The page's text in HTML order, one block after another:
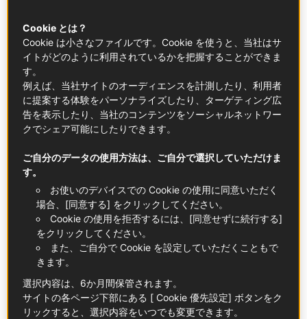
トレンド
フランス人が昼休みを大
切にする理由
に元気を取り戻すだけでなく、美味しい食事を楽
しむ時間でもあるのです。「お弁当」ランチにぴ
ったりな5つのレシピを紹介します。
ランチ ピクニック レストラン
トレンド
Cookie とは？
Cookie は小さなファイルです。Cookie を使うと、当社はサ
イトがどのように利用されているかを把握することができま
す。
例えば、当社サイトのオーディエンスを計測したり、利用者
に提案する体験をパーソナライズしたり、ターゲティング広
告を表示したり、当社のコンテンツをソーシャルネットワー
クでシェア可能にしたりできます。
ご自分のデータの使用方法は、ご自分で選択していただけま
す。
お使いのデバイスでの Cookie の使用に同意いただく
場合、[同意する] をクリックしてください。
Cookie の使用を拒否するには、[同意せずに続行する]
をクリックしてください。
また、ご自分で Cookie を設定していただくこともで
きます。
選択内容は、6か月間保管されます。
サイトの各ページ下部にある [ Cookie 優先設定] ボタンをク
リックすると、選択内容をいつでも変更できます。